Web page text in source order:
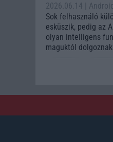
2026.06.14
|
Sok felhasználó
esküszik, pedig az
olyan intelligens
maguktól